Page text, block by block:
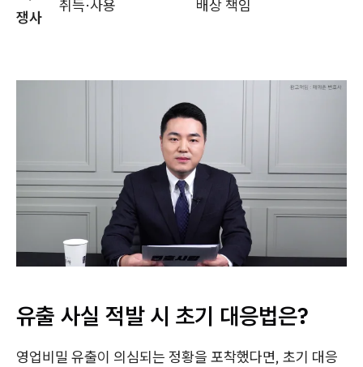
쟁사
취득·사용 배상 책임
유출 사실 적발 시 초기 대응법은?
영업비밀 유출이 의심되는 정황을 포착했다면, 초기 대응